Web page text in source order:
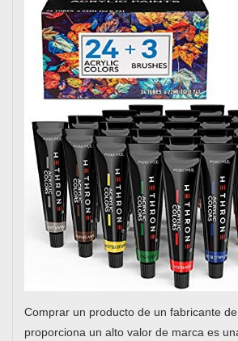
Comprar un producto de un fabricante
proporciona un alto valor de marca es